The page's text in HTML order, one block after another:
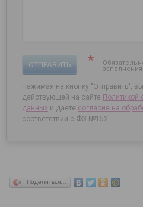
ОТПРАВИТЬ * —
заполнения
Нажимая на кнопку "Отправить",
действующей на сайте Политикой
данных и даете согласие на
соответствии с ФЗ №152.
Поделиться…